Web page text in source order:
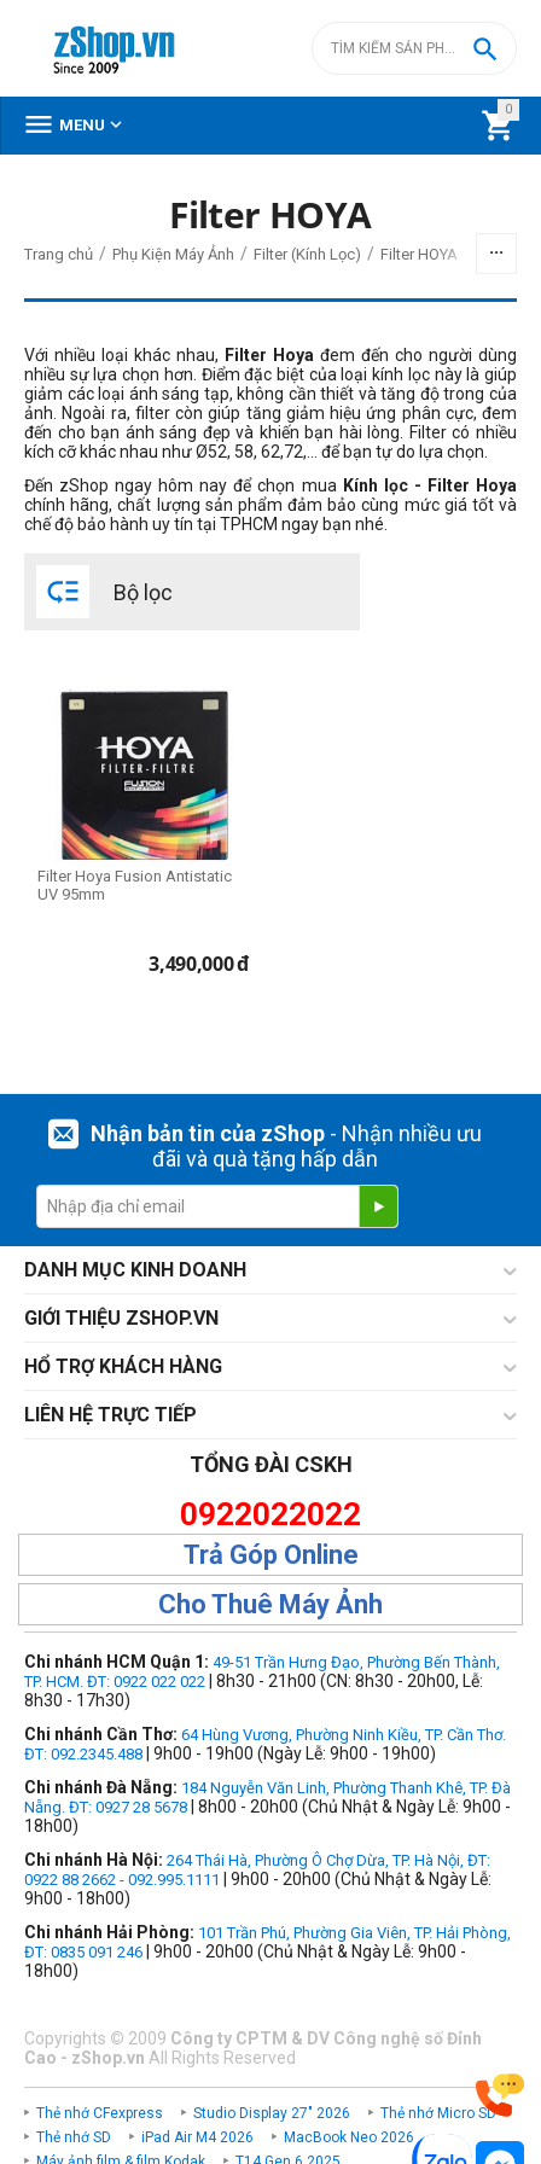
0


 MENU 
3490000đ 3490000đ
Loại Filter (1)
CPL
CPL Slim
Filter HOYA
Trang chủ / Phụ Kiện Máy Ảnh / Filter (Kính Lọc) / Filter HOYA
Với nhiều loại khác nhau, Filter Hoya đem đến cho người dùng
nhiều sự lựa chọn hơn. Điểm đặc biệt của loại kính lọc này là giúp
giảm các loại ánh sáng tạp, không cần thiết và tăng độ trong của
ảnh. Ngoài ra, filter còn giúp tăng giảm hiệu ứng phân cực, đem
đến cho bạn ánh sáng đẹp và khiến bạn hài lòng. Filter có nhiều
kích cỡ khác nhau như Ø52, 58, 62,72,... để bạn tự do lựa chọn.
Đến zShop ngay hôm nay để chọn mua Kính lọc - Filter Hoya
chính hãng, chất lượng sản phẩm đảm bảo cùng mức giá tốt và
chế độ bảo hành uy tín tại TPHCM ngay bạn nhé.
 Bộ lọc
Filter Hoya Fusion Antistatic
UV 95mm
3,490,000đ
Nhận bản tin của zShop- Nhận nhiều ưu
đãi và quà tặng hấp dẫn
DANH MỤC KINH DOANH
GIỚI THIỆU ZSHOP.VN
HỔ TRỢ KHÁCH HÀNG
LIÊN HỆ TRỰC TIẾP
TỔNG ĐÀI CSKH
0922022022
Trả Góp Online
Cho Thuê Máy Ảnh
Chi nhánh HCM Quận 1: 49-51 Trần Hưng Đạo, Phường Bến Thành,
TP. HCM. ĐT: 0922 022 022 | 8h30 - 21h00 (CN: 8h30 - 20h00, Lễ:
8h30 - 17h30)
Chi nhánh Cần Thơ: 64 Hùng Vương, Phường Ninh Kiều, TP. Cần Thơ.
ĐT: 092.2345.488 | 9h00 - 19h00 (Ngày Lễ: 9h00 - 19h00)
Chi nhánh Đà Nẵng: 184 Nguyễn Văn Linh, Phường Thanh Khê, TP. Đà
Nẵng. ĐT: 0927 28 5678 | 8h00 - 20h00 (Chủ Nhật & Ngày Lễ: 9h00 -
18h00)
Chi nhánh Hà Nội: 264 Thái Hà, Phường Ô Chợ Dừa, TP. Hà Nội, ĐT:
0922 88 2662 - 092.995.1111
| 9h00 - 20h00 (Chủ Nhật & Ngày Lễ:
9h00 - 18h00)
Chi nhánh Hải Phòng: 101 Trần Phú, Phường Gia Viên, TP. Hải Phòng,
ĐT: 0835 091 246 | 9h00 - 20h00 (Chủ Nhật & Ngày Lễ: 9h00 -
18h00)
Copyrights © 2009 Công ty CPTM & DV Công nghệ số Đỉnh
Cao - zShop.vn All Rights Reserved
Thẻ nhớ CFexpress Studio Display 27" 2026
Thẻ nhớ Micro SD
Thẻ nhớ SD
iPad Air M4 2026
MacBook Neo 2026